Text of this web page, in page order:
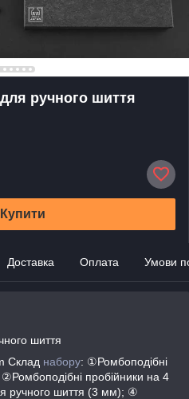
ручного шиття
Купити
Доставка Оплата Умови
шиття
Склад набору: ①Ромбоподібні
пробійники на 4
ручного шиття (3 мм); ④